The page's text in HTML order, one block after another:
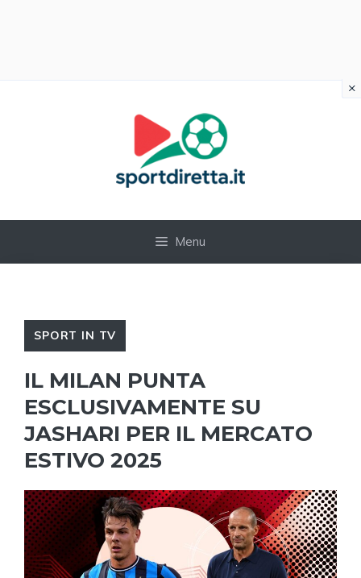
Menu
SPORT IN TV
IL MILAN PUNTA
ESCLUSIVAMENTE SU
JASHARI PER IL MERCATO
ESTIVO 2025
×